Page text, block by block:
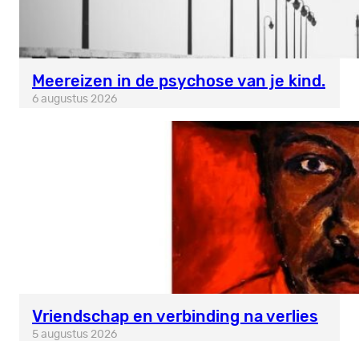
Meereizen in de psychose van je kind.
6 augustus 2026
Vriendschap en verbinding na verlies
5 augustus 2026